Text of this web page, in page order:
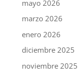
mayo 2026
marzo 2026
enero 2026
diciembre 2025
noviembre 2025